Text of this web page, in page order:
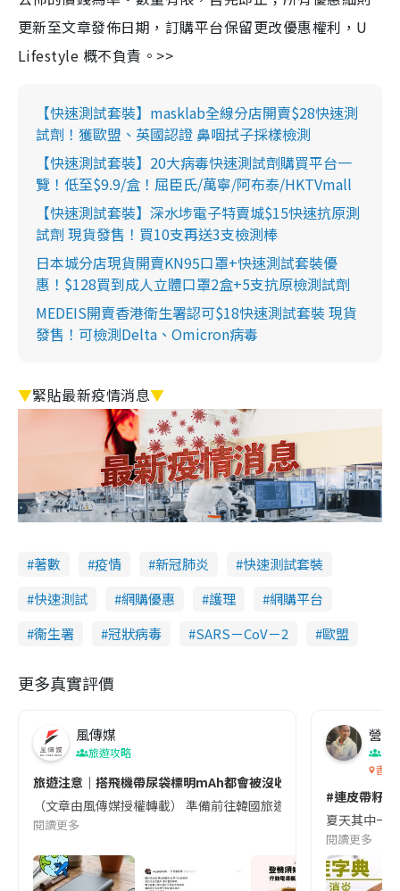
更新至文章發佈日期，訂購平台保留更改優惠權利，U
Lifestyle 概不負責。>>
【快速測試套裝】masklab全線分店開賣$28快速測
試劑！獲歐盟、英國認證 鼻咽拭子採樣檢測
【快速測試套裝】20大病毒快速測試劑購買平台一
覽！低至$9.9/盒！屈臣氏/萬寧/阿布泰/HKTVmall
【快速測試套裝】深水埗電子特賣城$15快速抗原測
試劑 現貨發售！買10支再送3支檢測棒
日本城分店現貨開賣KN95口罩+快速測試套裝優
惠！$128買到成人立體口罩2盒+5支抗原檢測試劑
MEDEIS開賣香港衛生署認可$18快速測試套裝 現貨
發售！可檢測Delta、Omicron病毒
▼緊貼最新疫情消息▼
著數 疫情 新冠肺炎
快速測試套裝
快速測試
網購優惠 護理
網購平台
衞生署
冠狀病毒 SARS－CoV－2 歐盟
更多真實評價
風傳媒
旅遊攻略
旅遊注意｜搭飛機帶尿袋標明mAh都會被沒收😱出發前切記檢查
（文章由風傳媒授權轉載） 準備前往韓國旅遊的民眾，近期要
閱讀更多
營養
香港
#連皮帶籽
夏天其中一
閱讀更多